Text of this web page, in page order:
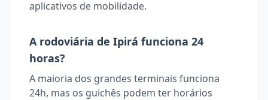
aplicativos de mobilidade.
A rodoviária de Ipirá funciona 24
horas?
A maioria dos grandes terminais funciona
24h, mas os guichês podem ter horários